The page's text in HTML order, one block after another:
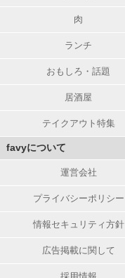
肉
ランチ
おもしろ・話題
居酒屋
テイクアウト特集
favyについて
運営会社
プライバシーポリシー
情報セキュリティ方針
広告掲載に関して